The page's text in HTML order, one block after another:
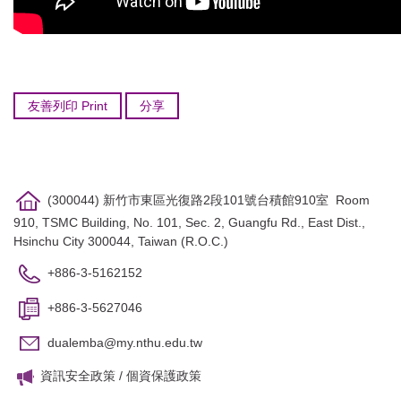
友善列印 Print 分享
(300044) 新竹市東區光復路2段101號台積館910室 Room
910, TSMC Building, No. 101, Sec. 2, Guangfu Rd., East Dist.,
Hsinchu City 300044, Taiwan (R.O.C.)
+886-3-5162152
+886-3-5627046
dualemba@my.nthu.edu.tw
資訊安全政策 / 個資保護政策